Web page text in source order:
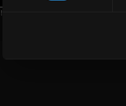
traficul. De asemenea, le
care folosiți site-ul nostru.